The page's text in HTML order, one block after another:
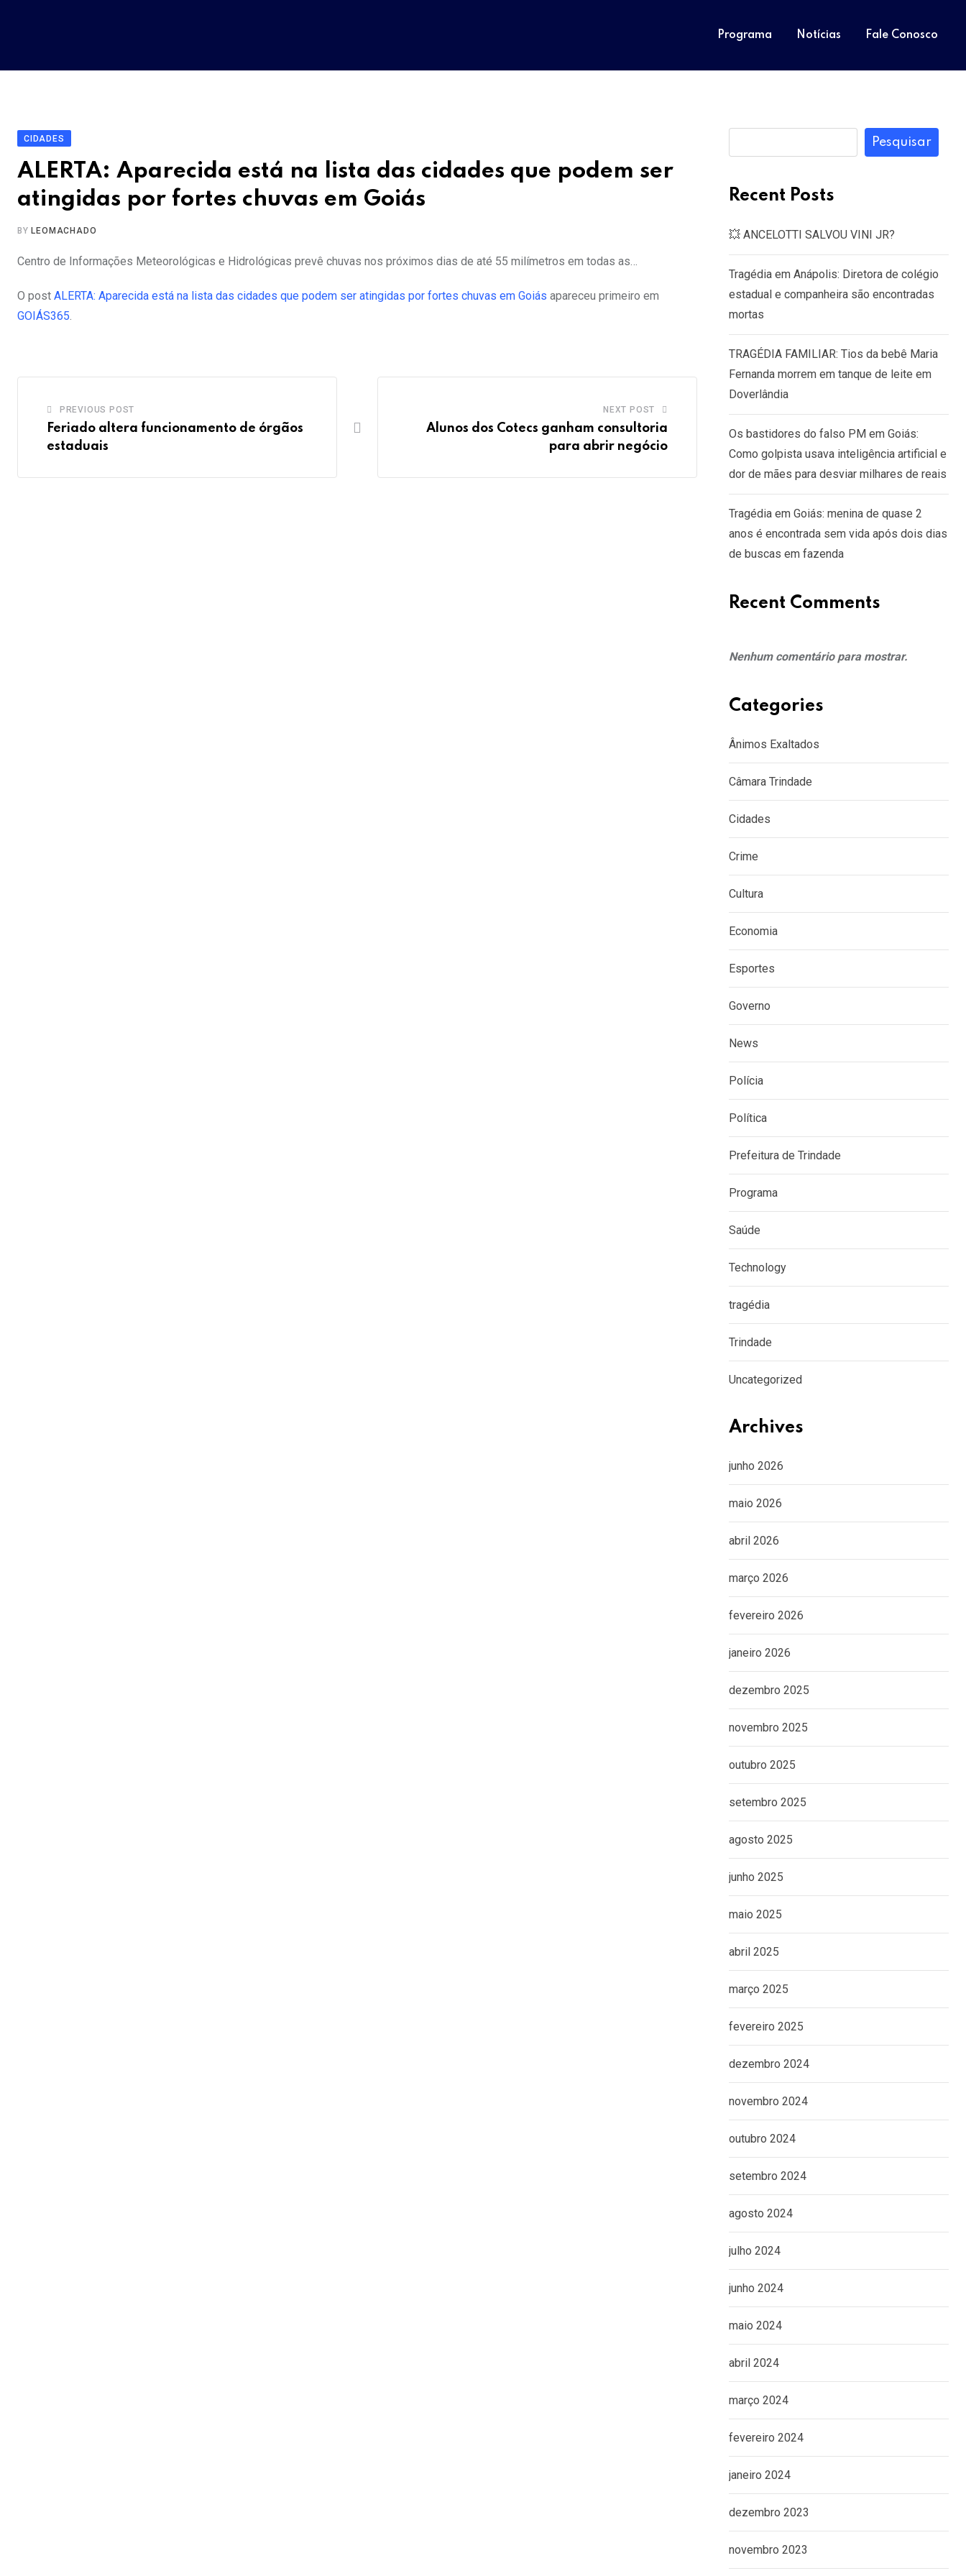
Programa Notícias Fale Conosco
CIDADES
ALERTA: Aparecida está na lista das cidades que podem ser
atingidas por fortes chuvas em Goiás
BY LEOMACHADO
Centro de Informações Meteorológicas e Hidrológicas prevê chuvas nos próximos dias de até 55 milímetros em todas as…
O post ALERTA: Aparecida está na lista das cidades que podem ser atingidas por fortes chuvas em Goiás apareceu primeiro em
GOIÁS365.
PREVIOUS POST
Feriado altera funcionamento de órgãos
estaduais
NEXT POST
Alunos dos Cotecs ganham consultoria
para abrir negócio
Pesquisar
Recent Posts
💥 ANCELOTTI SALVOU VINI JR?
Tragédia em Anápolis: Diretora de colégio
estadual e companheira são encontradas
mortas
TRAGÉDIA FAMILIAR: Tios da bebê Maria
Fernanda morrem em tanque de leite em
Doverlândia
Os bastidores do falso PM em Goiás:
Como golpista usava inteligência artificial e
dor de mães para desviar milhares de reais
Tragédia em Goiás: menina de quase 2
anos é encontrada sem vida após dois dias
de buscas em fazenda
Recent Comments
Nenhum comentário para mostrar.
Categories
Ânimos Exaltados
Câmara Trindade
Cidades
Crime
Cultura
Economia
Esportes
Governo
News
Polícia
Política
Prefeitura de Trindade
Programa
Saúde
Technology
tragédia
Trindade
Uncategorized
Archives
junho 2026
maio 2026
abril 2026
março 2026
fevereiro 2026
janeiro 2026
dezembro 2025
novembro 2025
outubro 2025
setembro 2025
agosto 2025
junho 2025
maio 2025
abril 2025
março 2025
fevereiro 2025
dezembro 2024
novembro 2024
outubro 2024
setembro 2024
agosto 2024
julho 2024
junho 2024
maio 2024
abril 2024
março 2024
fevereiro 2024
janeiro 2024
dezembro 2023
novembro 2023